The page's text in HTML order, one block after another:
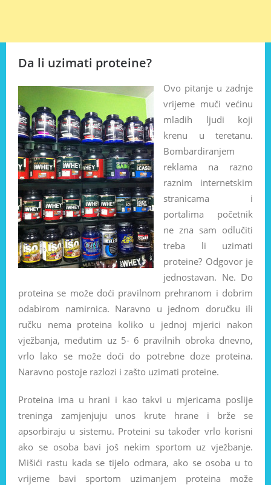
Da li uzimati proteine?
Ovo pitanje u zadnje
vrijeme muči većinu
mladih ljudi koji
krenu u teretanu.
Bombardiranjem
reklama na razno
raznim internetskim
stranicama i
portalima početnik
ne zna sam odlučiti
treba li uzimati
proteine? Odgovor je
jednostavan. Ne. Do
proteina se može doći pravilnom prehranom i dobrim
odabirom namirnica. Naravno u jednom doručku ili
ručku nema proteina koliko u jednoj mjerici nakon
vježbanja, međutim uz 5- 6 pravilnih obroka dnevno,
vrlo lako se može doći do potrebne doze proteina.
Naravno postoje razlozi i zašto uzimati proteine.
Proteina ima u hrani i kao takvi u mjericama poslije
treninga zamjenjuju unos krute hrane i brže se
apsorbiraju u sistemu. Proteini su također vrlo korisni
ako se osoba bavi još nekim sportom uz vježbanje.
Mišići rastu kada se tijelo odmara, ako se osoba u to
vrijeme bavi sportom uzimanjem proteina može